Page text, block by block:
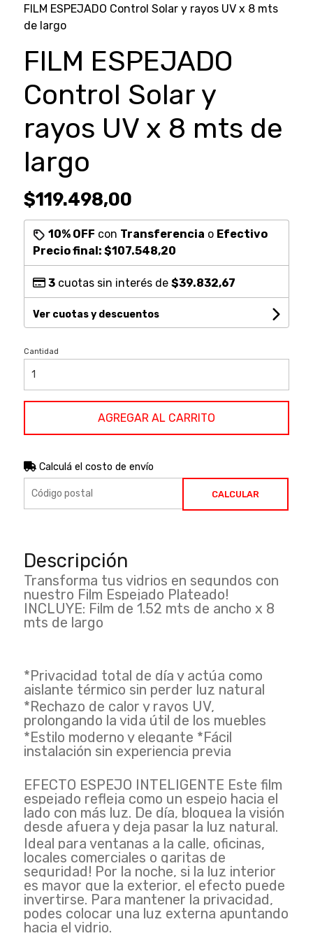
FILM ESPEJADO Control Solar y rayos UV x 8 mts
de largo
FILM ESPEJADO
Control Solar y
rayos UV x 8 mts de
largo
$119.498,00
10% OFF con Transferencia o Efectivo
Precio final: $107.548,20
3cuotas sin interés de $39.832,67
Ver cuotas y descuentos
Cantidad
AGREGAR AL CARRITO
Calculá el costo de envío
CALCULAR
Descripción
Transforma tus vidrios en segundos con
nuestro Film Espejado Plateado!
INCLUYE: Film de 1.52 mts de ancho x 8
mts de largo
*Privacidad total de día y actúa como
aislante térmico sin perder luz natural
*Rechazo de calor y rayos UV,
prolongando la vida útil de los muebles
*Estilo moderno y elegante *Fácil
instalación sin experiencia previa
EFECTO ESPEJO INTELIGENTE Este film
espejado refleja como un espejo hacia el
lado con más luz. De día, bloquea la visión
desde afuera y deja pasar la luz natural.
Ideal para ventanas a la calle, oficinas,
locales comerciales o garitas de
seguridad! Por la noche, si la luz interior
es mayor que la exterior, el efecto puede
invertirse. Para mantener la privacidad,
podes colocar una luz externa apuntando
hacia el vidrio.